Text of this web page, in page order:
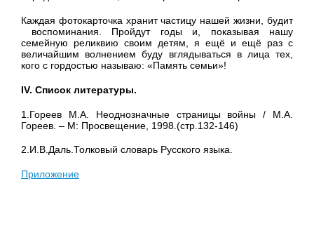
Каждая фотокарточка хранит частицу нашей жизни, будит
воспоминания. Пройдут годы и, показывая нашу
семейную реликвию своим детям, я ещё и ещё раз с
величайшим волнением буду вглядываться в лица тех,
кого с гордостью называю: «Память семьи»!
IV. Список литературы.
1.Гореев М.А. Неоднозначные страницы войны / М.А.
Гореев. – М: Просвещение, 1998.(стр.132-146)
2.И.В.Даль.Толковый словарь Русского языка.
Приложение